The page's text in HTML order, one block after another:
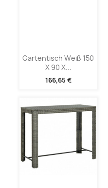
Gartentisch Weiß 150
X 90 X...
166,65 €